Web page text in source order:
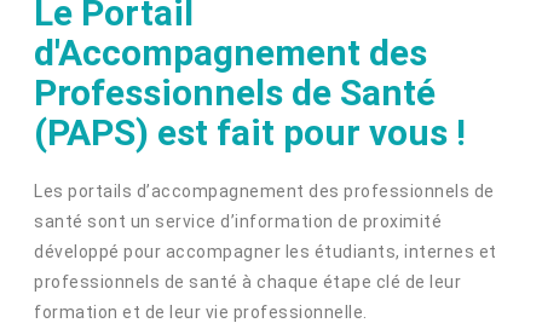
Le Portail
d'Accompagnement des
Professionnels de Santé
(PAPS) est fait pour vous !
Les portails d’accompagnement des professionnels de
santé sont un service d’information de proximité
développé pour accompagner les étudiants, internes et
professionnels de santé à chaque étape clé de leur
formation et de leur vie professionnelle.